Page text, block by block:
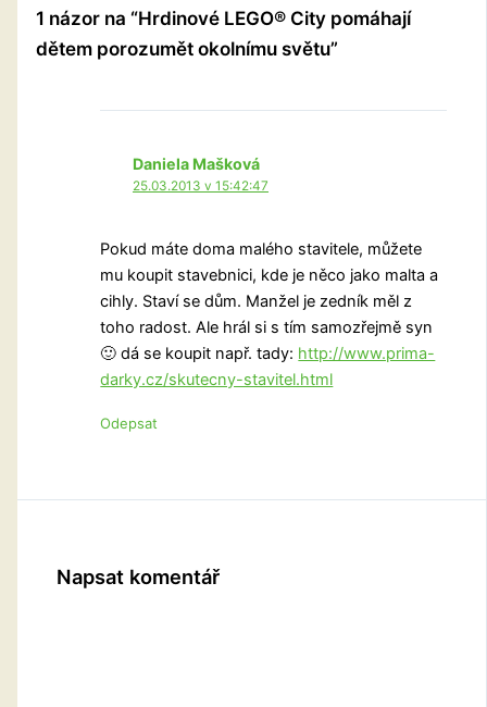
1 názor na “Hrdinové LEGO® City pomáhají
dětem porozumět okolnímu světu”
Daniela Mašková
25.03.2013 v 15:42:47
Pokud máte doma malého stavitele, můžete
mu koupit stavebnici, kde je něco jako malta a
cihly. Staví se dům. Manžel je zedník měl z
toho radost. Ale hrál si s tím samozřejmě syn
🙂 dá se koupit např. tady: http://www.prima-
darky.cz/skutecny-stavitel.html
Odepsat
Napsat komentář